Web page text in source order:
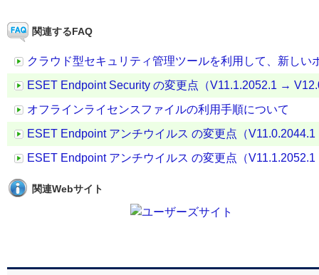
関連するFAQ
クラウド型セキュリティ管理ツールを利用して、新しい
ESET Endpoint Security の変更点（V11.1.2052.1 →
オフラインライセンスファイルの利用手順について
ESET Endpoint アンチウイルス の変更点（
ESET Endpoint アンチウイルス の変更点（
関連Webサイト